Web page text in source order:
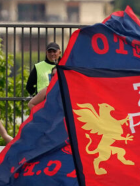
botta al ginocchio per
out fino a fine agosto
nuova pista per
si valuta Daniel Jebbison